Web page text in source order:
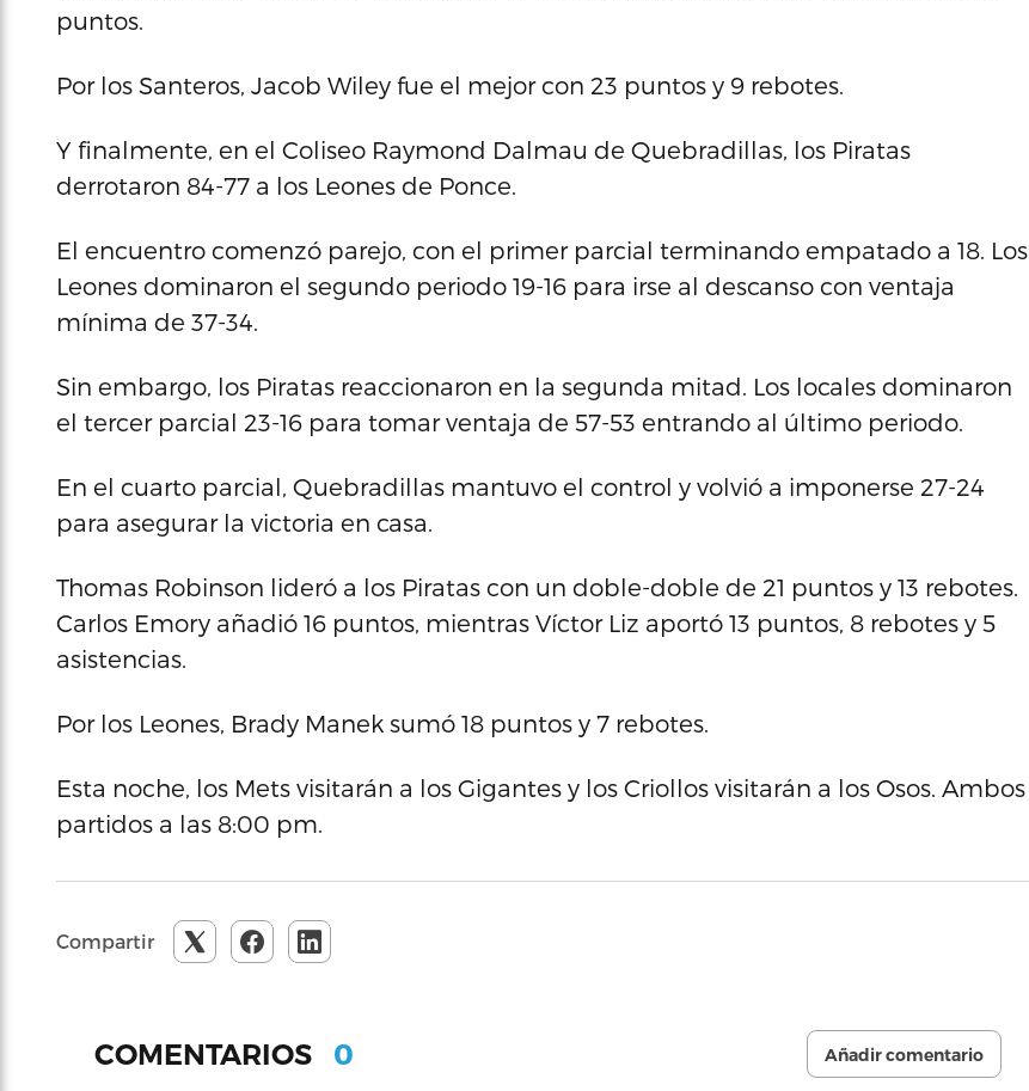
puntos.
Por los Santeros, Jacob Wiley fue el mejor con 23 puntos y 9 rebotes.
Y finalmente, en el Coliseo Raymond Dalmau de Quebradillas, los Piratas
derrotaron 84-77 a los Leones de Ponce.
El encuentro comenzó parejo, con el primer parcial terminando empatado a 18. Los
Leones dominaron el segundo periodo 19-16 para irse al descanso con ventaja
mínima de 37-34.
Sin embargo, los Piratas reaccionaron en la segunda mitad. Los locales dominaron
el tercer parcial 23-16 para tomar ventaja de 57-53 entrando al último periodo.
En el cuarto parcial, Quebradillas mantuvo el control y volvió a imponerse 27-24
para asegurar la victoria en casa.
Thomas Robinson lideró a los Piratas con un doble-doble de 21 puntos y 13 rebotes.
Carlos Emory añadió 16 puntos, mientras Víctor Liz aportó 13 puntos, 8 rebotes y 5
asistencias.
Por los Leones, Brady Manek sumó 18 puntos y 7 rebotes.
Esta noche, los Mets visitarán a los Gigantes y los Criollos visitarán a los Osos. Ambos
partidos a las 8:00 pm.
Compartir
COMENTARIOS 0 Añadir comentario